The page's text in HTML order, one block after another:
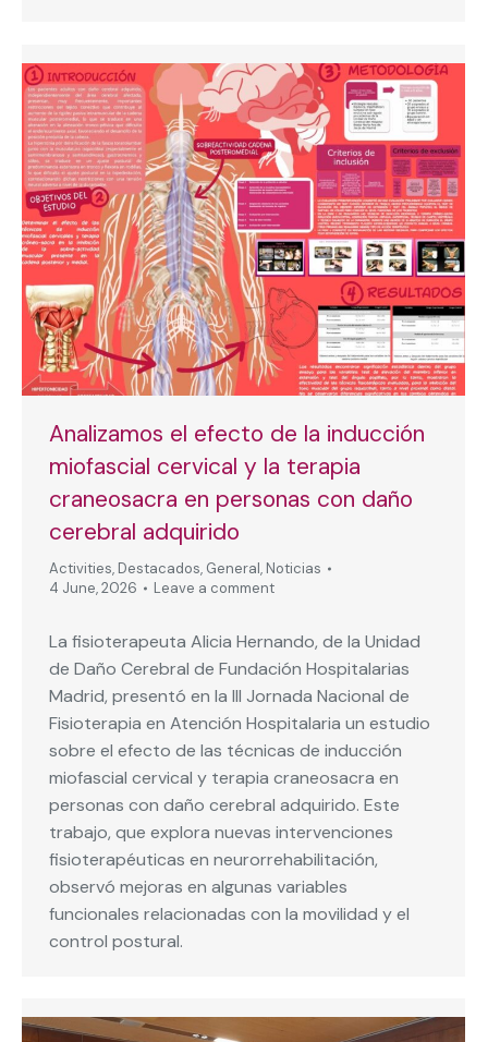
Analizamos el efecto de la inducción
miofascial cervical y la terapia
craneosacra en personas con daño
cerebral adquirido
Activities, Destacados, General, Noticias
4 June, 2026
Leave a comment
La fisioterapeuta Alicia Hernando, de la Unidad
de Daño Cerebral de Fundación Hospitalarias
Madrid, presentó en la III Jornada Nacional de
Fisioterapia en Atención Hospitalaria un estudio
sobre el efecto de las técnicas de inducción
miofascial cervical y terapia craneosacra en
personas con daño cerebral adquirido. Este
trabajo, que explora nuevas intervenciones
fisioterapéuticas en neurorrehabilitación,
observó mejoras en algunas variables
funcionales relacionadas con la movilidad y el
control postural.